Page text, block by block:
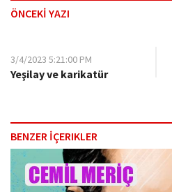
ÖNCEKİ YAZI
3/4/2023 5:21:00 PM
Yeşilay ve karikatür
BENZER İÇERIKLER